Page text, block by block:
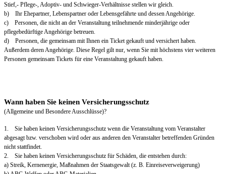
Stief,- Pflege-, Adoptiv- und Schwieger-Verhältnisse stellen wir gleich.
b) Ihr Ehepartner, Lebenspartner oder Lebensgefährte und dessen Angehörige.
c) Personen, die nicht an der Veranstaltung teilnehmende minderjährige oder
pflegebedürftige Angehörige betreuen.
d) Personen, die gemeinsam mit Ihnen ein Ticket gekauft und versichert haben.
Außerdem deren Angehörige. Diese Regel gilt nur, wenn Sie mit höchstens vier weiteren
Personen gemeinsam Tickets für eine Veranstaltung gekauft haben.
Wann haben Sie keinen Versicherungsschutz
(Allgemeine und Besondere Ausschlüsse)?
1. Sie haben keinen Versicherungsschutz wenn die Veranstaltung vom Veranstalter
abgesagt bzw. verschoben wird oder aus anderen den Veranstalter betreffenden Gründen
nicht stattfindet.
2. Sie haben keinen Versicherungsschutz für Schäden, die entstehen durch:
a) Streik, Kernenergie, Maßnahmen der Staatsgewalt (z. B. Einreiseverweigerung)